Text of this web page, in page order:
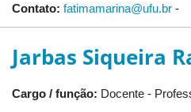
Contato: fatimamarina@ufu.br -
Jarbas Siqueira
Cargo / função: Docente -